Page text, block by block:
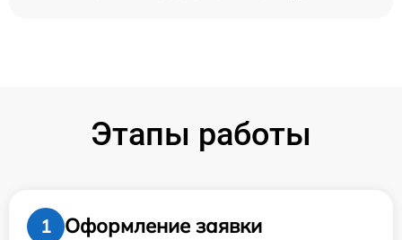
Этапы работы
1
Оформление заявки